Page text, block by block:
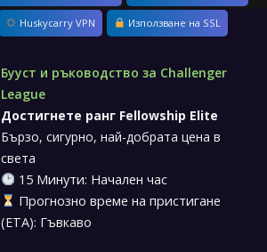
Huskycarry VPN Използване на SSL
Бууст и ръководство за Challenger
League
Достигнете ранг Fellowship Elite
Бързо, сигурно, най-добрата цена в
света
15 Минути: Начален час
Прогнозно време на пристигане
(ETA): Гъвкаво